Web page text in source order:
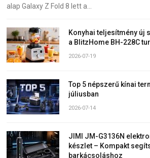
alap Galaxy Z Fold 8 lett a…
Konyhai teljesítmény új
a BlitzHome BH-228C
2026-07-19
Top 5 népszerű kínai
júliusban
2026-07-14
JIMI JM-G3136N
készlet – Kompakt
barkácsoláshoz